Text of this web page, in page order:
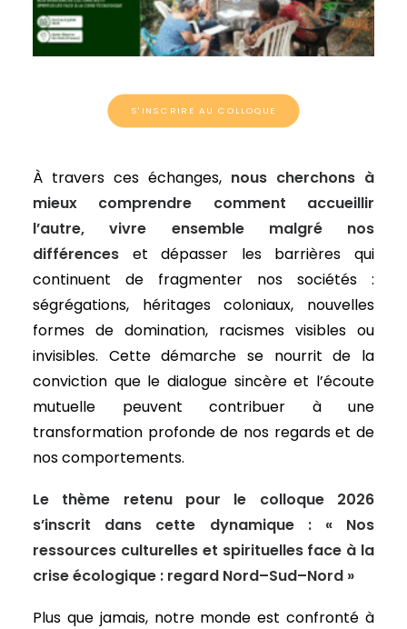
S'INSCRIRE AU COLLOQUE
À travers ces échanges, nous cherchons à
mieux comprendre comment accueillir
l’autre, vivre ensemble malgré nos
différences et dépasser les barrières qui
continuent de fragmenter nos sociétés :
ségrégations, héritages coloniaux, nouvelles
formes de domination, racismes visibles ou
invisibles. Cette démarche se nourrit de la
conviction que le dialogue sincère et l’écoute
mutuelle peuvent contribuer à une
transformation profonde de nos regards et de
nos comportements.
Le thème retenu pour le colloque 2026
s’inscrit dans cette dynamique : « Nos
ressources culturelles et spirituelles face à la
crise écologique : regard Nord–Sud–Nord »
Plus que jamais, notre monde est confronté à